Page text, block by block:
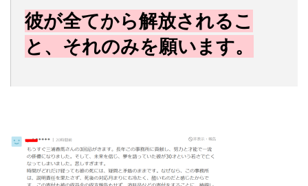
彼が全てから解放されるこ
と、それのみを願います。